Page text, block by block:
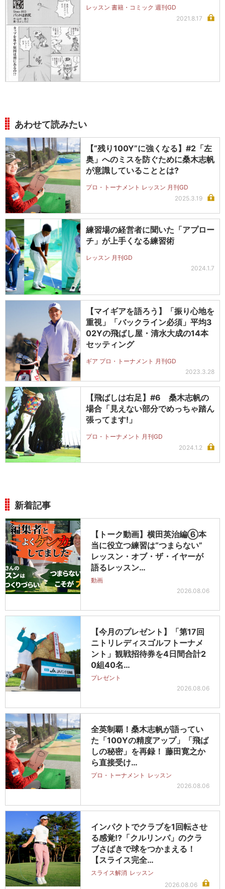
レッスン 書籍・コミック 週刊GD
2021.8.17
あわせて読みたい
【“残り100Y”に強くなる】#2「左
奥」へのミスを防ぐために桑木志帆
が意識していることとは?
プロ・トーナメント レッスン 月刊GD
2025.3.19
練習場の経営者に聞いた「アプロー
チ」が上手くなる練習術
レッスン 月刊GD
2024.1.7
【マイギアを語ろう】「振り心地を
重視」「バックライン必須」平均3
02Yの飛ばし屋・清水大成の14本
セッティング
ギア プロ・トーナメント 月刊GD
2023.3.28
【飛ばしは右足】#6 桑木志帆の
場合「見えない部分でめっちゃ踏ん
張ってます!」
プロ・トーナメント 月刊GD
2024.1.2
新着記事
【トーク動画】横田英治編⑥本
当に役立つ練習は“つまらない”
レッスン・オブ・ザ・イヤーが
語るレッスン…
動画
2026.08.06
【今月のプレゼント】「第17回
ニトリレディスゴルフトーナメ
ント」観戦招待券を4日間合計2
0組40名…
プレゼント
2026.08.06
全英制覇！桑木志帆が語ってい
た「100Yの精度アップ」「飛ば
しの秘密」を再録！ 藤田寛之か
ら直接受け…
プロ・トーナメント レッスン
2026.08.06
インパクトでクラブを1回転させ
る感覚!?「クルリンパ」のクラ
ブさばきで球をつかまえる！
【スライス完全…
スライス解消 レッスン
2026.08.06